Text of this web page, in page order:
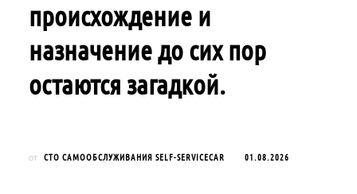
происхождение и
назначение до сих пор
остаются загадкой.
от СТО САМООБСЛУЖИВАНИЯ SELF-SERVICECAR 01.08.2026